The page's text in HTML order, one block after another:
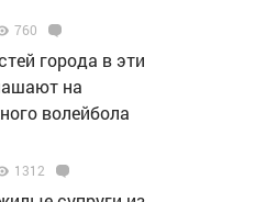
760
города в эти
на
волейбола
1312